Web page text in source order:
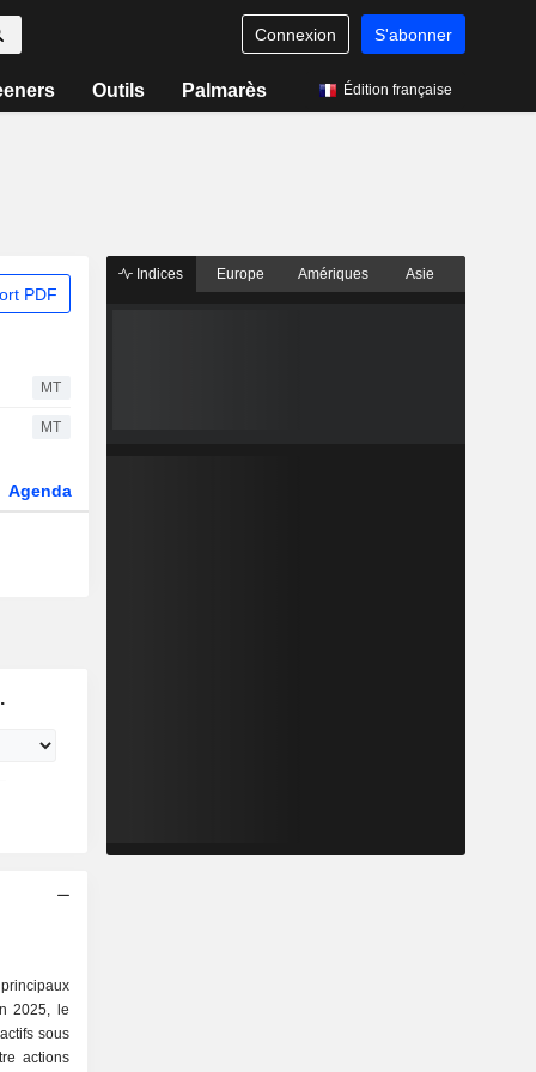
Connexion S'abonner
Outils Palmarès Édition française
PDF
MT
MT
Agenda
sous
actions
Indices Europe Amériques Asie